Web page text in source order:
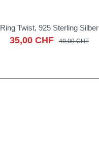
Ring Twist, 925 Sterling Silber
35,00 CHF 49,00 CHF